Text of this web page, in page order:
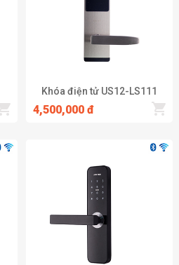
Khóa điện tử US12-LS111
4,500,000 đ